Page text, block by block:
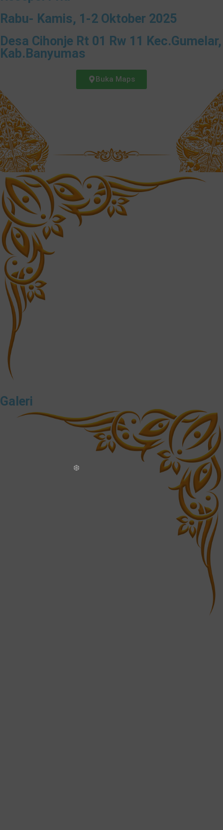
Rabu- Kamis, 1-2 Oktober 2025
Desa Cihonje Rt 01 Rw 11 Kec.Gumelar,
Kab.Banyumas
Buka Maps
Galeri
❅